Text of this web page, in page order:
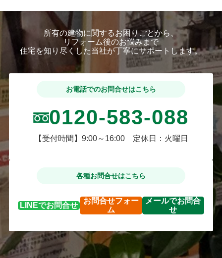
所有の建物に関するお困りごとから、
リフォーム後のお悩みまで
住宅を知り尽くした当社が丁寧にサポートします。
お電話でのお問合せはこちら
0120-583-088
【受付時間】9:00～16:00 定休日：火曜日
各種お問合せはこちら
LINEでお問合せ
お問合せフォー
ム
メールでお問合
せ